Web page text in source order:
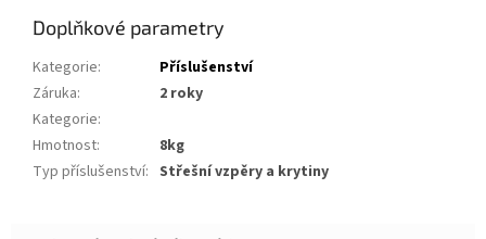
Doplňkové parametry
Kategorie:
Příslušenství
Záruka:
2 roky
Kategorie:
Hmotnost:
8kg
Typ příslušenství: Střešní vzpěry a krytiny